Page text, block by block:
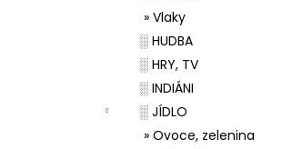
» Vlaky
░ HUDBA
░ HRY, TV
░ INDIÁNI
░ JÍDLO
» Ovoce, zelenina